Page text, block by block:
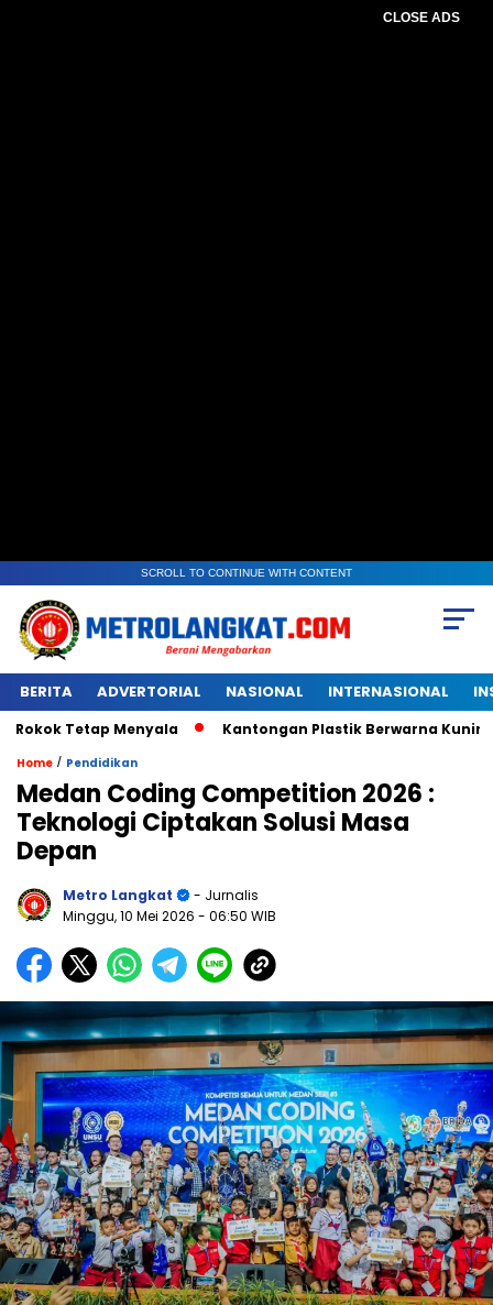
CLOSE ADS
SCROLL TO CONTINUE WITH CONTENT
BERITA ADVERTORIAL NASIONAL INTERNASIONAL
Menyala Kantongan Plastik Berwarna Kuning Ikut
Home / Pendidikan
Medan Coding Competition 2026 :
Teknologi Ciptakan Solusi Masa
Depan
Metro Langkat
- Jurnalis
Minggu, 10 Mei 2026 - 06:50 WIB